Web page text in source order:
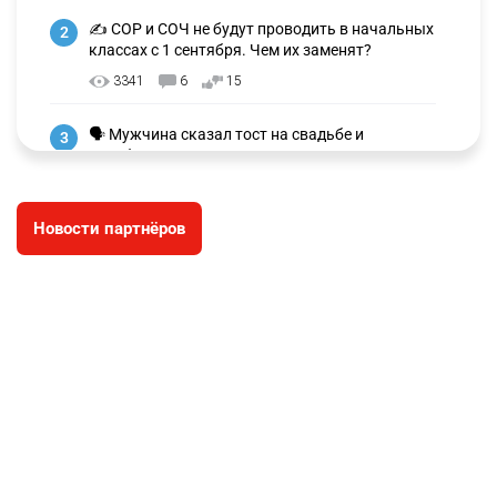
2
✍️ СОР и СОЧ не будут проводить в начальных
классах с 1 сентября. Чем их заменят?
3341 6 15
3
🗣 Мужчина сказал тост на свадьбе и
заработал уголовное дело
🐏 Скота больше, а мясо дороже. Почему в
Казахстане продолжают расти цены на
Новости партнёров